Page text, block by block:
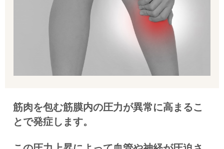
筋肉を包む筋膜内の圧力が異常に高まるこ
とで発症します。